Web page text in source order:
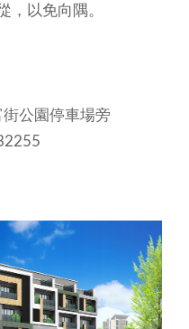
，以免向隅。
公園停車場旁